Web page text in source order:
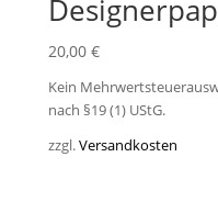
20,00 €
Kein
nach §19 (1) UStG.
zzgl.Versandkosten